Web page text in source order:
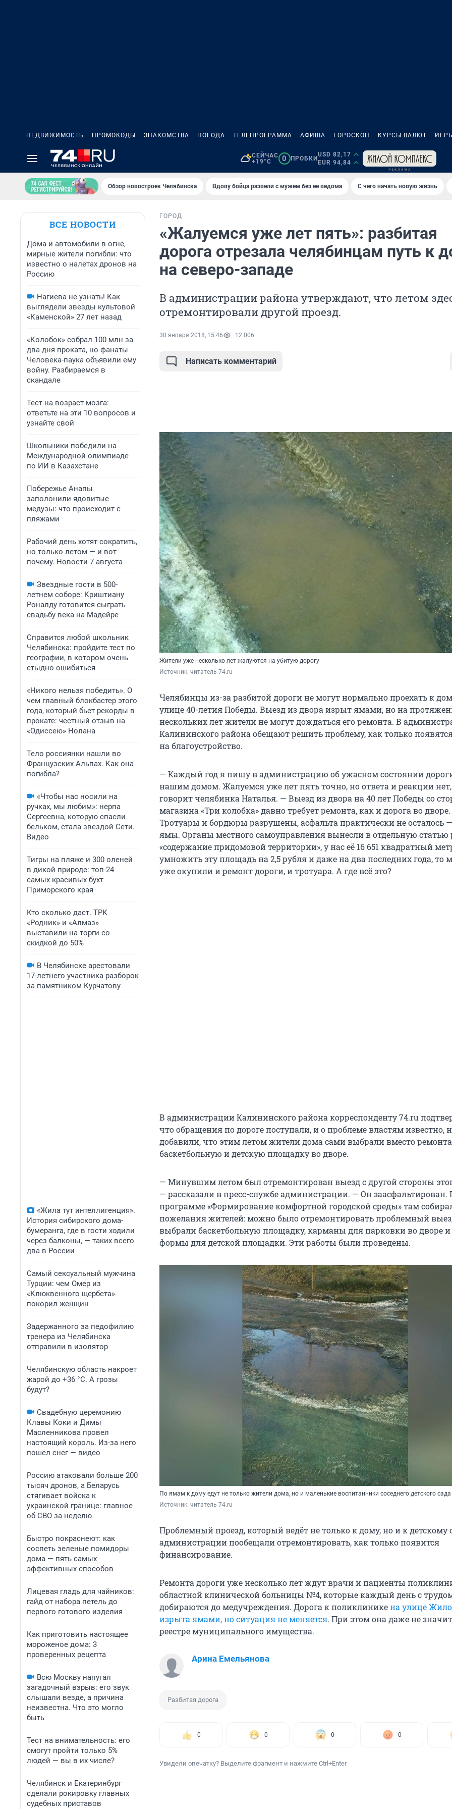
НЕДВИЖИМОСТЬ ПРОМОКОДЫ ЗНАКОМСТВА ПОГОДА ТЕЛЕПРОГРАММА АФИША ГОРОСКОП КУРСЫ ВАЛЮТ ИГРЫ
СЕЙЧАС
+19°C
0 ПРОБКИ
USD 82,17
EUR 94,84
Обзор новостроек Челябинска Вдову бойца развели с мужем без ее ведома С чего начать новую жизнь
ВСЕ НОВОСТИ
Дома и автомобили в огне,
мирные жители погибли: что
известно о налетах дронов на
Россию
Нагиева не узнать! Как
выглядели звезды культовой
«Каменской» 27 лет назад
«Колобок» собрал 100 млн за
два дня проката, но фанаты
Человека-паука объявили ему
войну. Разбираемся в
скандале
Тест на возраст мозга:
ответьте на эти 10 вопросов и
узнайте свой
Школьники победили на
Международной олимпиаде
по ИИ в Казахстане
Побережье Анапы
заполонили ядовитые
медузы: что происходит с
пляжами
Рабочий день хотят сократить,
но только летом — и вот
почему. Новости 7 августа
Звездные гости в 500-
летнем соборе: Криштиану
Роналду готовится сыграть
свадьбу века на Мадейре
Справится любой школьник
Челябинска: пройдите тест по
географии, в котором очень
стыдно ошибиться
«Никого нельзя победить». О
чем главный блокбастер этого
года, который бьет рекорды в
прокате: честный отзыв на
«Одиссею» Нолана
Тело россиянки нашли во
Французских Альпах. Как она
погибла?
«Чтобы нас носили на
ручках, мы любим»: нерпа
Сергеевна, которую спасли
бельком, стала звездой Сети.
Видео
Тигры на пляже и 300 оленей
в дикой природе: топ-24
самых красивых бухт
Приморского края
Кто сколько даст. ТРК
«Родник» и «Алмаз»
выставили на торги со
скидкой до 50%
В Челябинске арестовали
17-летнего участника разборок
за памятником Курчатову
«Жила тут интеллигенция».
История сибирского дома-
бумеранга, где в гости ходили
через балконы, — таких всего
два в России
Самый сексуальный мужчина
Турции: чем Омер из
«Клюквенного щербета»
покорил женщин
Задержанного за педофилию
тренера из Челябинска
отправили в изолятор
Челябинскую область накроет
жарой до +36 °C. А грозы
будут?
Свадебную церемонию
Клавы Коки и Димы
Масленникова провел
настоящий король. Из-за него
пошел снег — видео
Россию атаковали больше 200
тысяч дронов, а Беларусь
стягивает войска к
украинской границе: главное
об СВО за неделю
Быстро покраснеют: как
соспеть зеленые помидоры
дома — пять самых
эффективных способов
Лицевая гладь для чайников:
гайд от набора петель до
первого готового изделия
Как приготовить настоящее
мороженое дома: 3
проверенных рецепта
Всю Москву напугал
загадочный взрыв: его звук
слышали везде, а причина
неизвестна. Что это могло
быть
Тест на внимательность: его
смогут пройти только 5%
людей — вы в их числе?
Челябинск и Екатеринбург
сделали рокировку главных
судебных приставов
ГОРОД
«Жалуемся уже лет пять»: разбитая
дорога отрезала челябинцам путь к
на северо-западе
В администрации района утверждают, что летом
отремонтировали другой проезд.
30 января 2018, 15:46 12 006
Написать комментарий
Жители уже несколько лет жалуются на убитую дорогу
Источник: читатель 74.ru
Челябинцы из-за разбитой дороги не могут нормально проехать к
улице 40-летия Победы. Выезд из двора изрыт ямами, но на
нескольких лет жители не могут дождаться его ремонта. В
Калининского района обещают решить проблему, как только
на благоустройство.
— Каждый год я пишу в администрацию об ужасном состоянии
нашим домом. Жалуемся уже лет пять точно, но ответа и реакции
говорит челябинка Наталья. — Выезд из двора на 40 лет Победы со
магазина «Три колобка» давно требует ремонта, как и дорога во дворе.
Тротуары и бордюры разрушены, асфальта практически не осталось
ямы. Органы местного самоуправления вынесли в отдельную статью
«содержание придомовой территории», у нас её 16 651 квадратный
умножить эту площадь на 2,5 рубля и даже на два последних года, то
уже окупили и ремонт дороги, и тротуара. А где всё это?
В администрации Калининского района корреспонденту 74.ru
что обращения по дороге поступали, и о проблеме властям известно,
добавили, что этим летом жители дома сами выбрали вместо ремонта
баскетбольную и детскую площадку во дворе.
— Минувшим летом был отремонтирован выезд с другой стороны
— рассказали в пресс-службе администрации. — Он заасфальтирован.
программе «Формирование комфортной городской среды» там
пожелания жителей: можно было отремонтировать проблемный
выбрали баскетбольную площадку, карманы для парковки во дворе
формы для детской площадки. Эти работы были проведены.
По ямам к дому едут не только жители дома, но и маленькие воспитанники соседнего детского сада
Источник: читатель 74.ru
Проблемный проезд, который ведёт не только к дому, но и к детскому
администрации пообещали отремонтировать, как только появится
финансирование.
Ремонта дороги уже несколько лет ждут врачи и пациенты
областной клинической больницы №4, которые каждый день с
добираются до медучреждения. Дорога к поликлиникена улице
изрыта ямами, но ситуация не меняется. При этом она даже не
реестре муниципального имущества.
Арина Емельянова
Разбитая дорога
0 0 0 0
Увидели опечатку? Выделите фрагмент и нажмите Ctrl+Enter